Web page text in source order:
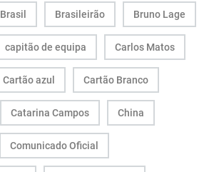
Brasil Brasileirão Bruno Lage
capitão de equipa Carlos Matos
Cartão azul Cartão Branco
Catarina Campos China
Comunicado Oficial